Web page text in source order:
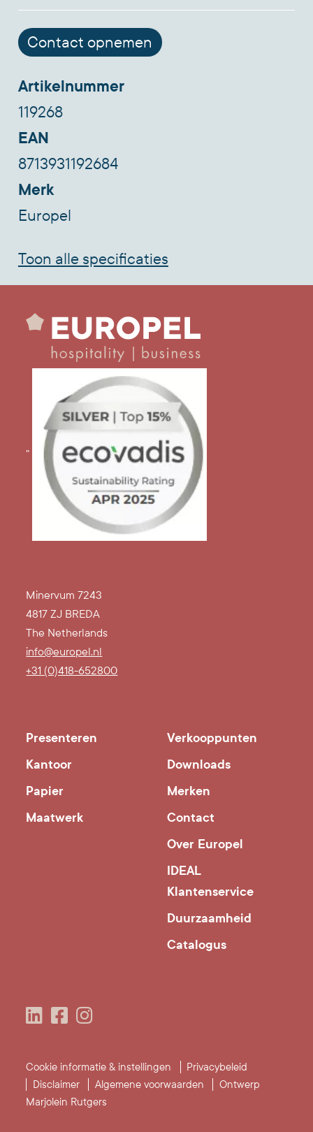
Contact opnemen
Artikelnummer
119268
EAN
8713931192684
Merk
Europel
Toon alle specificaties
"
Minervum 7243
4817 ZJ BREDA
The Netherlands
info@europel.nl
+31 (0)418-652800
Presenteren
Kantoor
Papier
Maatwerk
Verkooppunten
Downloads
Merken
Contact
Over Europel
IDEAL
Klantenservice
Duurzaamheid
Catalogus
Cookie informatie & instellingen
Privacybeleid
Disclaimer
Algemene voorwaarden
Ontwerp
Marjolein Rutgers